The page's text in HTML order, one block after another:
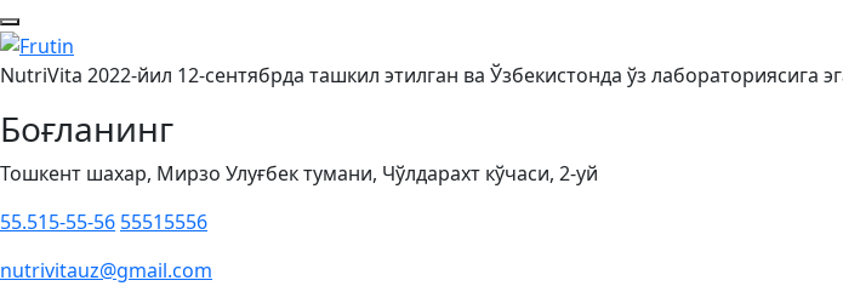
NutriVita 2022-йил 12-сентябрда ташкил этилган ва Ўзбекистонда ўз лабораториясига
Боғланинг
Тошкент шахар, Мирзо Улуғбек тумани, Чўлдарахт кўчаси, 2-уй
55.515-55-56 55515556
nutrivitauz@gmail.com